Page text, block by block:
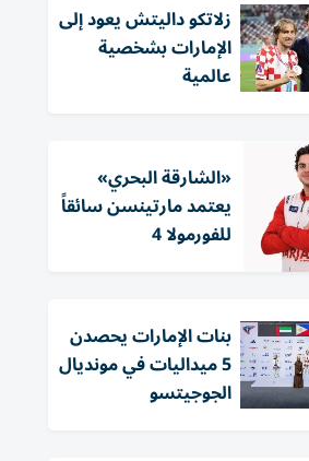
زلاتكو داليتش يعود إلى
الإمارات بشخصية
عالمية
«الشارقة البحري»
يعتمد مارتينسن سائقاً
للفورمولا 4
بنات الإمارات يحصدن
5 ميداليات في مونديال
الجوجيتسو